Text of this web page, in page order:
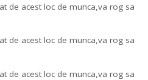
de acest loc de munca,va rog sa
de acest loc de munca,va rog sa
de acest loc de munca,va rog sa